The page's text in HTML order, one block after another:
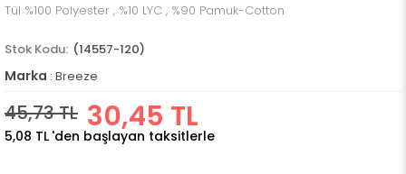
Tül %100 Polyester , %10 LYC , %90 Pamuk-Cotton
(14557-120)
Marka : Breeze
45,73 TL 30,45 TL
5,08 TL 'den başlayan taksitlerle